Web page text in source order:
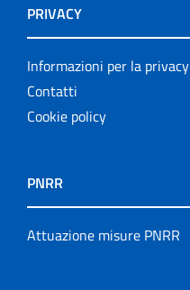
PRIVACY
Informazioni per la privacy
Contatti
Cookie policy
PNRR
Attuazione misure PNRR